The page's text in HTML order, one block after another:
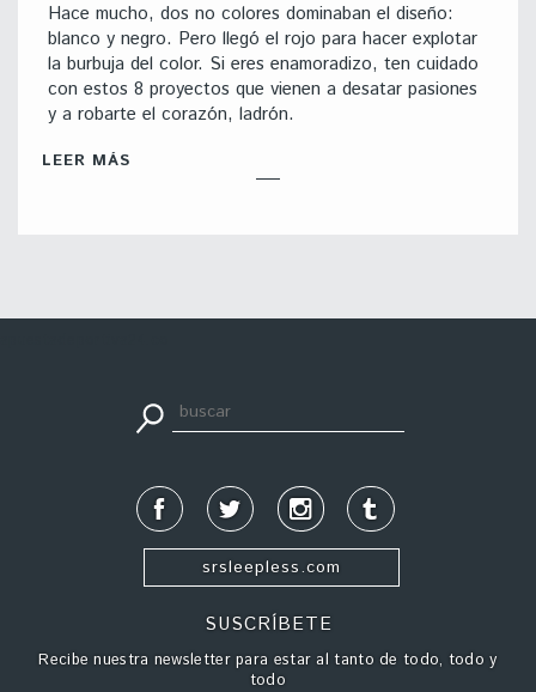
Hace mucho, dos no colores dominaban el diseño:
blanco y negro. Pero llegó el rojo para hacer explotar
la burbuja del color. Si eres enamoradizo, ten cuidado
con estos 8 proyectos que vienen a desatar pasiones
y a robarte el corazón, ladrón.
LEER MÁS
srsleepless.com
SUSCRÍBETE
Recibe nuestra newsletter para estar al tanto de todo, todo y
todo